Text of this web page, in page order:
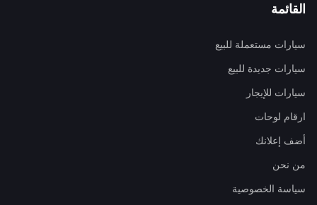
القائمة
سيارات مستعملة للبيع
سيارات جديدة للبيع
سيارات للإيجار
ارقام لوحات
أضف إعلانك
من نحن
سياسة الخصوصية